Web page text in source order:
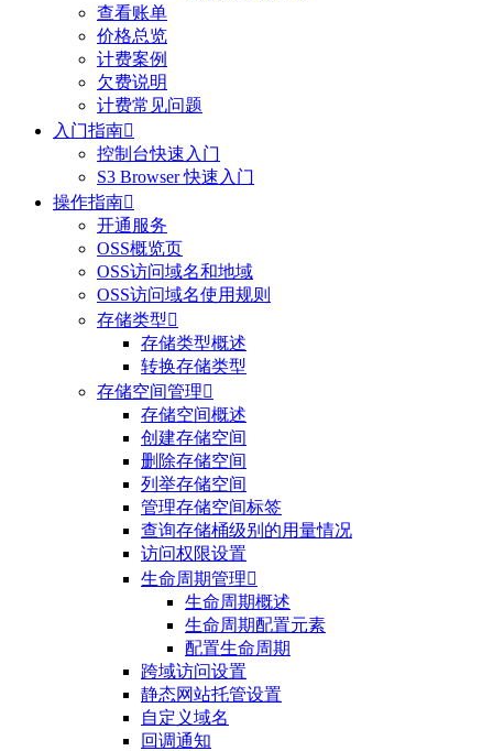
查看账单
价格总览
计费案例
欠费说明
计费常见问题
入门指南
控制台快速入门
S3 Browser 快速入门
操作指南
开通服务
OSS概览页
OSS访问域名和地域
OSS访问域名使用规则
存储类型
存储类型概述
转换存储类型
存储空间管理
存储空间概述
创建存储空间
删除存储空间
列举存储空间
管理存储空间标签
查询存储桶级别的用量情况
访问权限设置
生命周期管理
生命周期概述
生命周期配置元素
配置生命周期
跨域访问设置
静态网站托管设置
自定义域名
回调通知